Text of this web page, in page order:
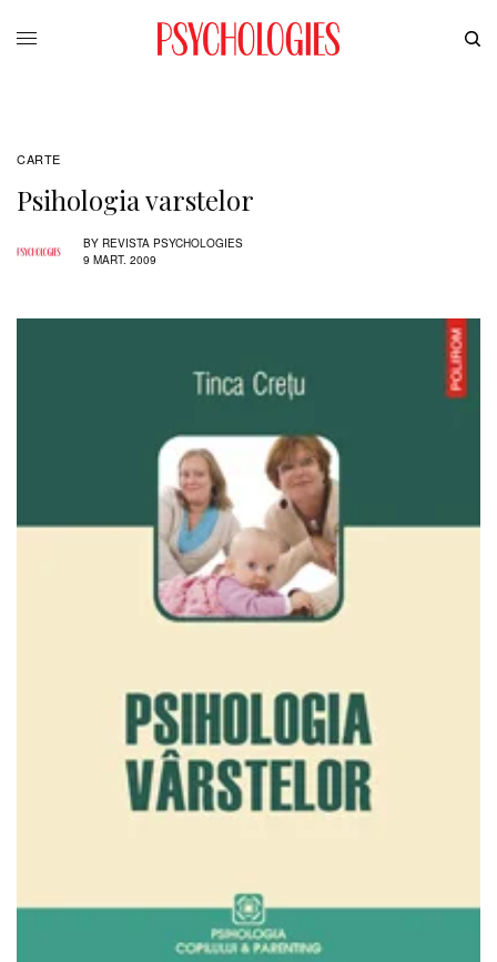
CARTE
Psihologia varstelor
BY REVISTA PSYCHOLOGIES
9 MART. 2009